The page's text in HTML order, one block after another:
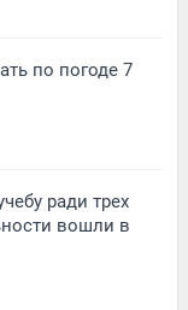
по погоде 7
ради трех
вошли в